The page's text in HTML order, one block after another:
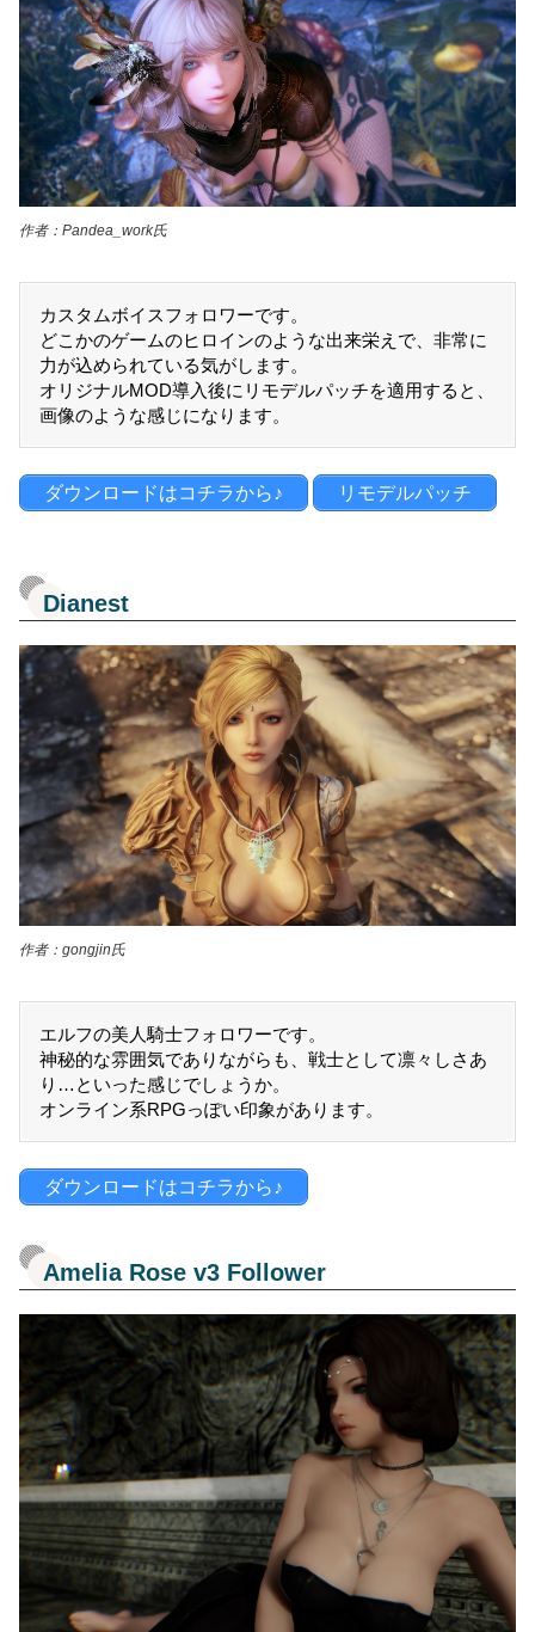
作者：Pandea_work氏
カスタムボイスフォロワーです。
どこかのゲームのヒロインのような出来栄えで、非常に
力が込められている気がします。
オリジナルMOD導入後にリモデルパッチを適用すると、
画像のような感じになります。
ダウンロードはコチラから♪ リモデルパッチ
Dianest
作者：gongjin氏
エルフの美人騎士フォロワーです。
神秘的な雰囲気でありながらも、戦士として凛々しさあ
り…といった感じでしょうか。
オンライン系RPGっぽい印象があります。
ダウンロードはコチラから♪
Amelia Rose v3 Follower